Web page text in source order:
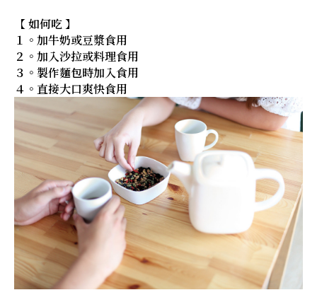
【 如何吃 】
１。加牛奶或豆漿食用
２。加入沙拉或料理食用
３。製作麵包時加入食用
４。直接大口爽快食用